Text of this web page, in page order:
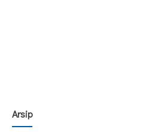
Arsip